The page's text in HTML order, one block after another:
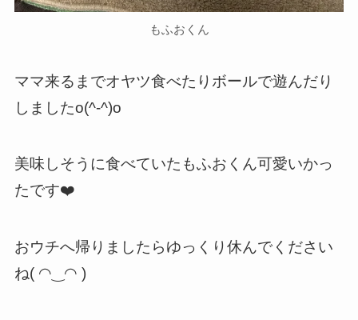
もふおくん
ママ来るまでオヤツ食べたりボールで遊んだり
しましたo(^-^)o
美味しそうに食べていたもふおくん可愛いかっ
たです❤️
おウチへ帰りましたらゆっくり休んでください
ね( ◠‿◠ )